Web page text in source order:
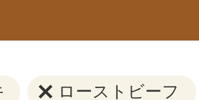
ローストビーフ